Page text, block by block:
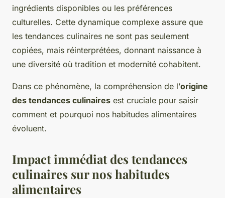
ingrédients disponibles ou les préférences
culturelles. Cette dynamique complexe assure que
les tendances culinaires ne sont pas seulement
copiées, mais réinterprétées, donnant naissance à
une diversité où tradition et modernité cohabitent.
Dans ce phénomène, la compréhension de l’origine
des tendances culinaires est cruciale pour saisir
comment et pourquoi nos habitudes alimentaires
évoluent.
Impact immédiat des tendances
culinaires sur nos habitudes
alimentaires